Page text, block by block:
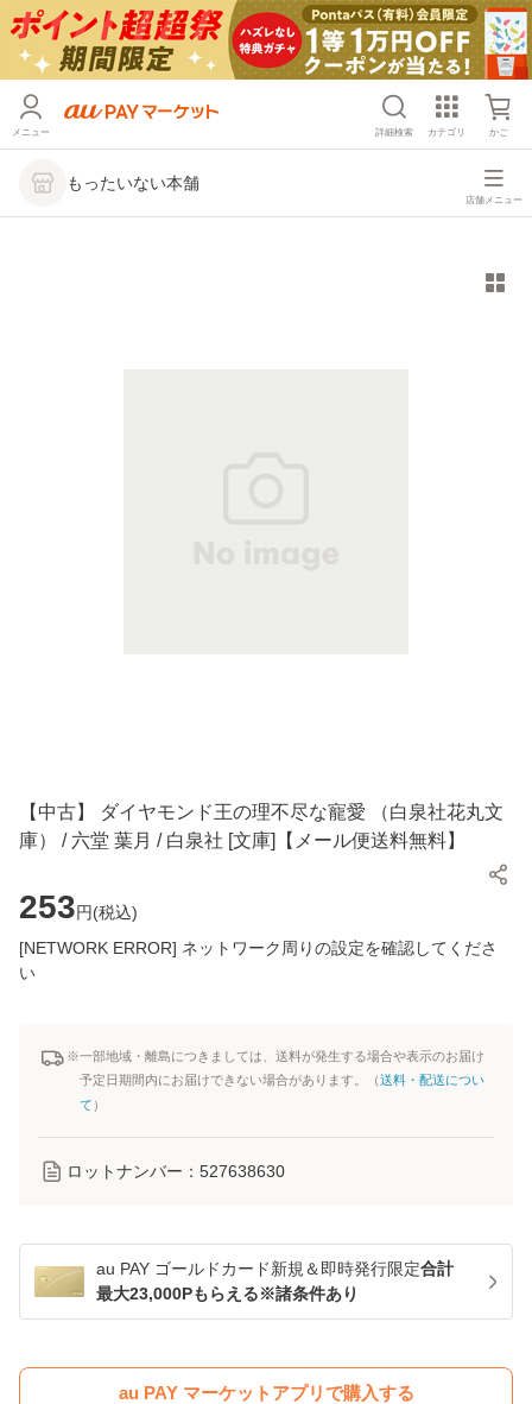
メニュー 詳細検索 カテゴリ かご
もったいない本舗
店舗メニュー
【中古】 ダイヤモンド王の理不尽な寵愛 （白泉社花丸文
庫） / 六堂 葉月 / 白泉社 [文庫]【メール便送料無料】
253円(税込)
[NETWORK ERROR] ネットワーク周りの設定を確認してくださ
い
※一部地域・離島につきましては、送料が発生する場合や表示のお届け
予定日期間内にお届けできない場合があります。（送料・配送につい
て ）
ロットナンバー： 527638630
au PAY ゴールドカード新規＆即時発行限定合計
最大23,000Pもらえる※諸条件あり
au PAY マーケットアプリで購入する